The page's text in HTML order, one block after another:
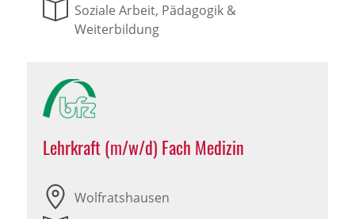
Soziale Arbeit, Pädagogik &
Weiterbildung
Lehrkraft (m/w/d) Fach Medizin
Wolfratshausen